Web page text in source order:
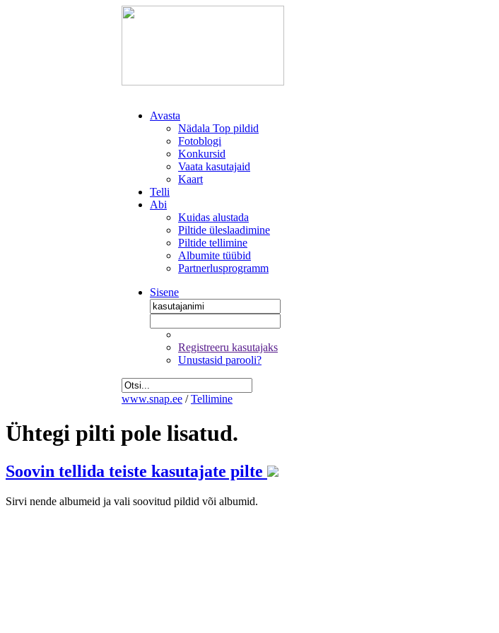
Avasta
Nädala Top pildid
Fotoblogi
Konkursid
Vaata kasutajaid
Kaart
Telli
Abi
Kuidas alustada
Piltide üleslaadimine
Piltide tellimine
Albumite tüübid
Partnerlusprogramm
Sisene
Registreeru kasutajaks
Unustasid parooli?
www.snap.ee / Tellimine
Ühtegi pilti pole lisatud.
Soovin tellida teiste kasutajate pilte
Sirvi nende albumeid ja vali soovitud pildid või albumid.